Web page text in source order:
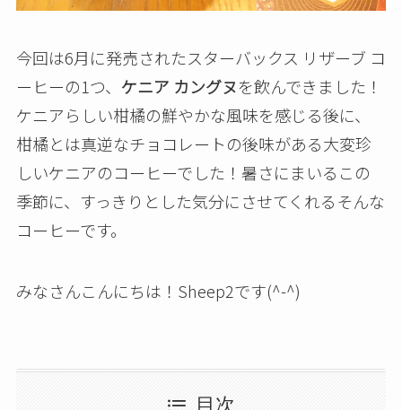
今回は6月に発売されたスターバックス リザーブ コ
ーヒーの1つ、 ケニア カングヌを飲んできました！
ケニアらしい柑橘の鮮やかな風味を感じる後に、
柑橘とは真逆なチョコレートの後味がある大変珍
しいケニアのコーヒーでした！暑さにまいるこの
季節に、すっきりとした気分にさせてくれるそんな
コーヒーです。
みなさんこんにちは！Sheep2です(^-^)